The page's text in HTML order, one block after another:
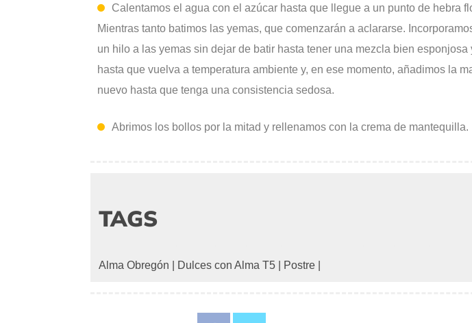
Calentamos el agua con el azúcar hasta que llegue a un punto de hebra
Mientras tanto batimos las yemas, que comenzarán a aclararse.
un hilo a las yemas sin dejar de batir hasta tener una mezcla bien
hasta que vuelva a temperatura ambiente y, en ese momento, añadimos la
nuevo hasta que tenga una consistencia sedosa.
Abrimos los bollos por la mitad y rellenamos con la crema de mantequilla.
TAGS
Alma Obregón Dulces con Alma T5 Postre